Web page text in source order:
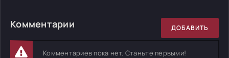
Комментарии ДОБАВИТЬ
Комментариев пока нет. Станьте первыми!